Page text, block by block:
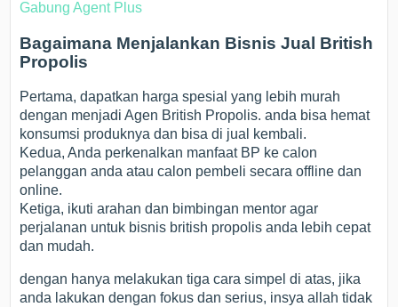
Gabung Agent Plus
Bagaimana Menjalankan Bisnis Jual British
Propolis
Pertama, dapatkan harga spesial yang lebih murah
dengan menjadi Agen British Propolis. anda bisa hemat
konsumsi produknya dan bisa di jual kembali.
Kedua, Anda perkenalkan manfaat BP ke calon
pelanggan anda atau calon pembeli secara offline dan
online.
Ketiga, ikuti arahan dan bimbingan mentor agar
perjalanan untuk bisnis british propolis anda lebih cepat
dan mudah.
dengan hanya melakukan tiga cara simpel di atas, jika
anda lakukan dengan fokus dan serius, insya allah tidak